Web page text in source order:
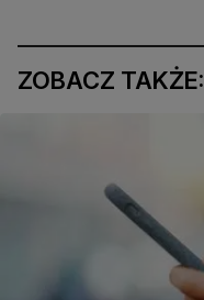
ZOBACZ TAKŻE: